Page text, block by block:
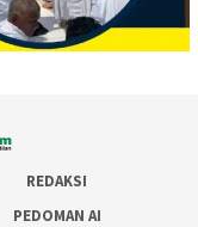
REDAKSI
PEDOMAN AI